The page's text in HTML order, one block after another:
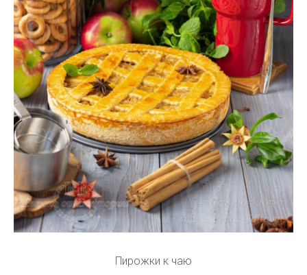
Пирожки к чаю